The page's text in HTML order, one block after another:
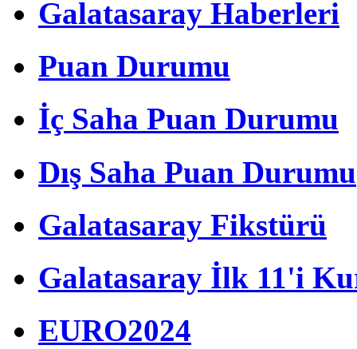
Galatasaray Haberleri
Puan Durumu
İç Saha Puan Durumu
Dış Saha Puan Durumu
Galatasaray Fikstürü
Galatasaray İlk 11'i
EURO2024